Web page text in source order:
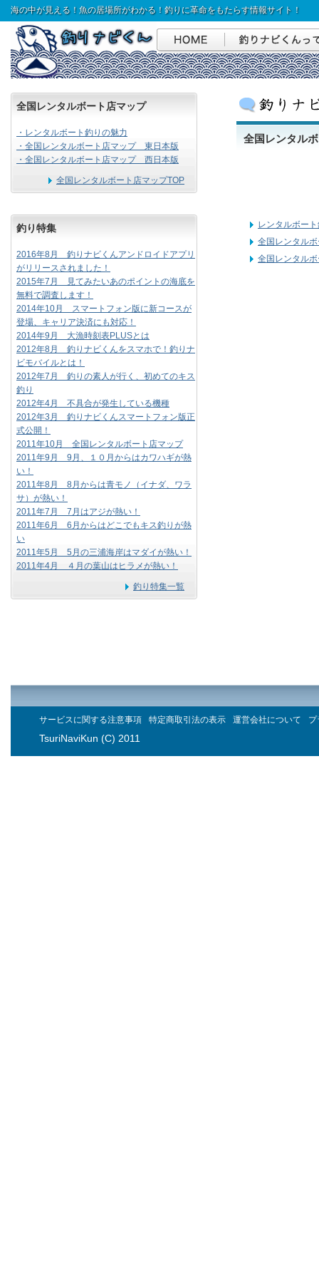
海の中が見える！魚の居場所がわかる！釣りに革命をもたらす情報サイト！
全国レンタルボート店マップ
・レンタルボート釣りの魅力
・全国レンタルボート店マップ 東日本版
・全国レンタルボート店マップ 西日本版
全国レンタルボート店マップTOP
釣り特集
2016年8月 釣りナビくんアンドロイドアプリ
がリリースされました！
2015年7月 見てみたいあのポイントの海底を
無料で調査します！
2014年10月 スマートフォン版に新コースが
登場、キャリア決済にも対応！
2014年9月 大漁時刻表PLUSとは
2012年8月 釣りナビくんをスマホで！釣りナ
ビモバイルとは！
2012年7月 釣りの素人が行く、初めてのキス
釣り
2012年4月 不具合が発生している機種
2012年3月 釣りナビくんスマートフォン版正
式公開！
2011年10月 全国レンタルボート店マップ
2011年9月 9月、１０月からはカワハギが熱
い！
2011年8月 8月からは青モノ（イナダ、ワラ
サ）が熱い！
2011年7月 7月はアジが熱い！
2011年6月 6月からはどこでもキス釣りが熱
い
2011年5月 5月の三浦海岸はマダイが熱い！
2011年4月 ４月の葉山はヒラメが熱い！
釣り特集一覧
全国レンタル
レンタルボー
全国レンタル
全国レンタル
サービスに関する注意事項 特定商取引法の表示 運営会社について プ
TsuriNaviKun (C) 2011